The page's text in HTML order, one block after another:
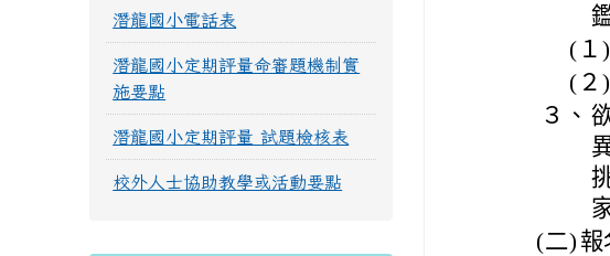
(１)
(２)
３、
(二) 報
潛龍國小電話表
潛龍國小定期評量命審題機制實
施要點
潛龍國小定期評量 試題檢核表
校外人士協助教學或活動要點